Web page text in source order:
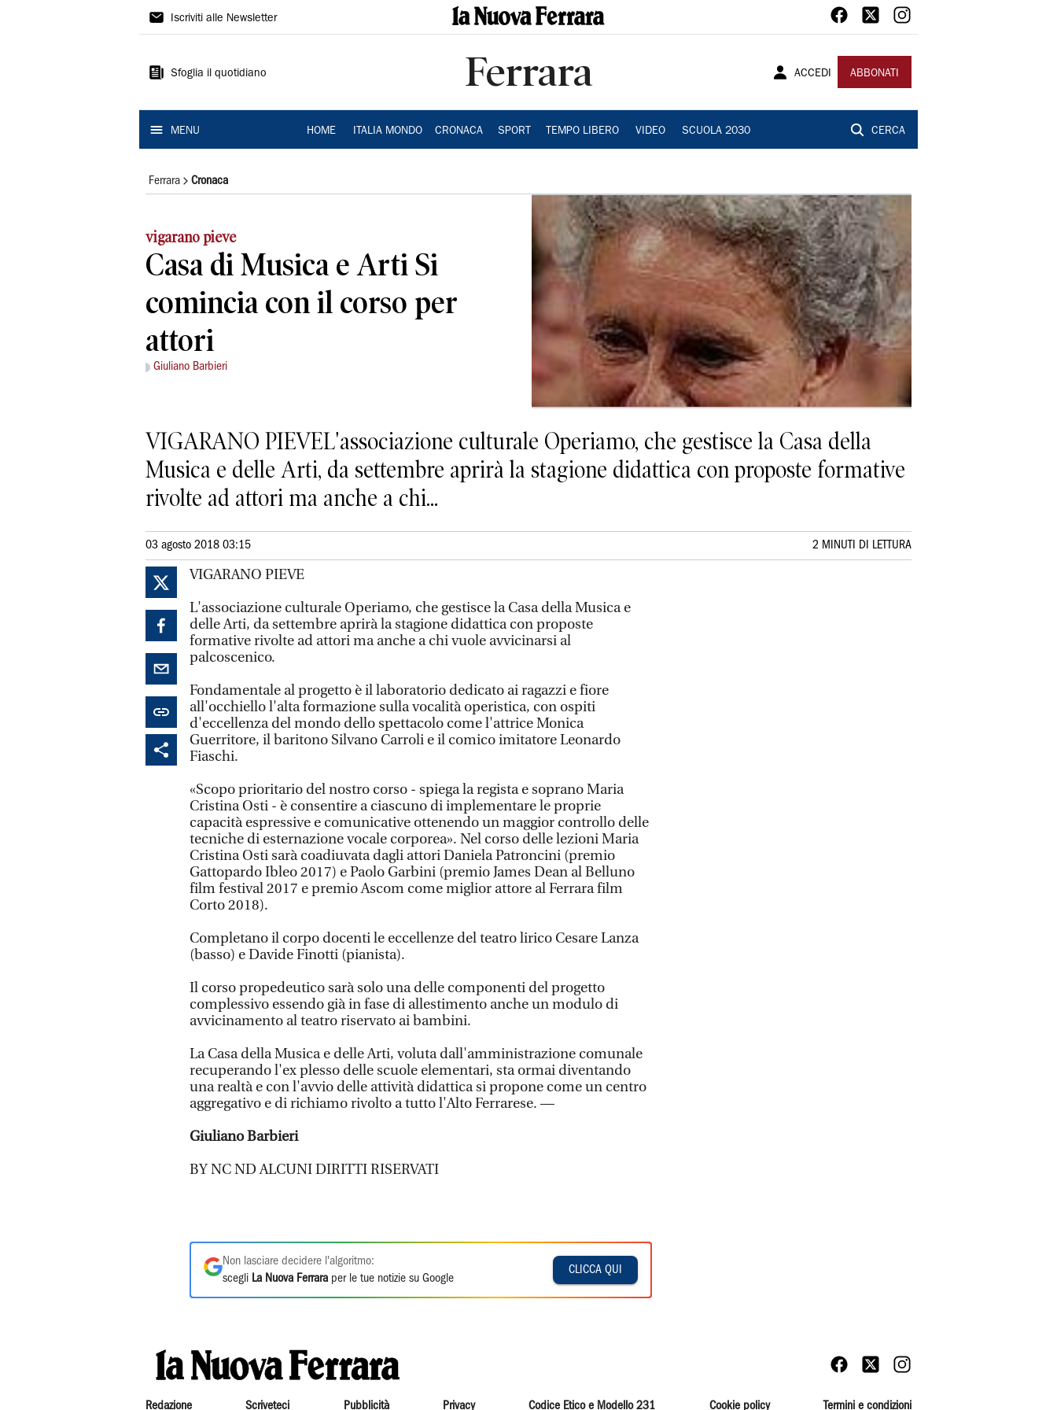
La
Ferrara
Iscriviti alle Newsletter
Sfoglia il quotidiano Ferrara ACCEDI ABBONATI
MENU HOME ITALIA MONDO CRONACA SPORT TEMPO LIBERO VIDEO SCUOLA 2030 CERCA
Ferrara Cronaca
vigarano pieve
Casa di Musica e Arti Si
comincia con il corso per
attori
Giuliano Barbieri
VIGARANO PIEVEL'associazione culturale Operiamo, che gestisce la Casa della
Musica e delle Arti, da settembre aprirà la stagione didattica con proposte formative
rivolte ad attori ma anche a chi...
03 agosto 2018 03:15 2 MINUTI DI LETTURA
VIGARANO PIEVE
L'associazione culturale Operiamo, che gestisce la Casa della Musica e
delle Arti, da settembre aprirà la stagione didattica con proposte
formative rivolte ad attori ma anche a chi vuole avvicinarsi al
palcoscenico.
Fondamentale al progetto è il laboratorio dedicato ai ragazzi e fiore
all'occhiello l'alta formazione sulla vocalità operistica, con ospiti
d'eccellenza del mondo dello spettacolo come l'attrice Monica
Guerritore, il baritono Silvano Carroli e il comico imitatore Leonardo
Fiaschi.
«Scopo prioritario del nostro corso - spiega la regista e soprano Maria
Cristina Osti - è consentire a ciascuno di implementare le proprie
capacità espressive e comunicative ottenendo un maggior controllo delle
tecniche di esternazione vocale corporea». Nel corso delle lezioni Maria
Cristina Osti sarà coadiuvata dagli attori Daniela Patroncini (premio
Gattopardo Ibleo 2017) e Paolo Garbini (premio James Dean al Belluno
film festival 2017 e premio Ascom come miglior attore al Ferrara film
Corto 2018).
Completano il corpo docenti le eccellenze del teatro lirico Cesare Lanza
(basso) e Davide Finotti (pianista).
Il corso propedeutico sarà solo una delle componenti del progetto
complessivo essendo già in fase di allestimento anche un modulo di
avvicinamento al teatro riservato ai bambini.
La Casa della Musica e delle Arti, voluta dall'amministrazione comunale
recuperando l'ex plesso delle scuole elementari, sta ormai diventando
una realtà e con l'avvio delle attività didattica si propone come un centro
aggregativo e di richiamo rivolto a tutto l'Alto Ferrarese. —
Giuliano Barbieri
BY NC ND ALCUNI DIRITTI RISERVATI
Non lasciare decidere l'algoritmo:
scegli La Nuova Ferrara per le tue notizie su Google
CLICCA QUI
Redazione Scriveteci Pubblicità Privacy Codice Etico e Modello 231 Cookie policy Termini e condizioni